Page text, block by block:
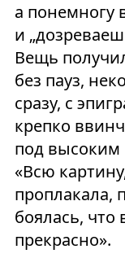
а понемногу
и
Вещь
без пауз,
сразу, с
крепко
под высоким
«Всю
проплакала,
боялась, что
прекрасно».